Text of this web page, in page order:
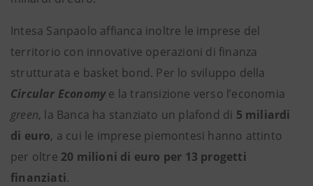
Intesa Sanpaolo affianca inoltre le imprese del
territorio con innovative operazioni di finanza
strutturata e basket bond. Per lo sviluppo della
Circular Economye la transizione verso l’economia
green, la Banca ha stanziato un plafond di 5 miliardi
di euro, a cui le imprese piemontesi hanno attinto
per oltre 20 milioni di euro per 13 progetti
finanziati.